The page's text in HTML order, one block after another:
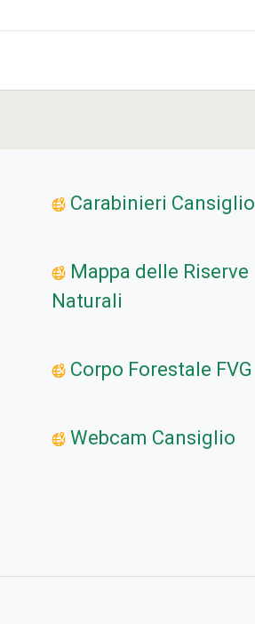
Carabinieri Cansiglio
Mappa delle Riserve
Naturali
Corpo Forestale FVG
Webcam Cansiglio